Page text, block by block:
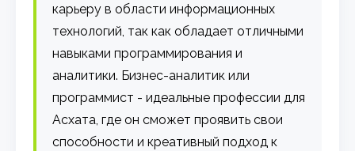
карьеру в области информационных
технологий, так как обладает отличными
навыками программирования и
аналитики. Бизнес-аналитик или
программист - идеальные профессии для
Асхата, где он сможет проявить свои
способности и креативный подход к